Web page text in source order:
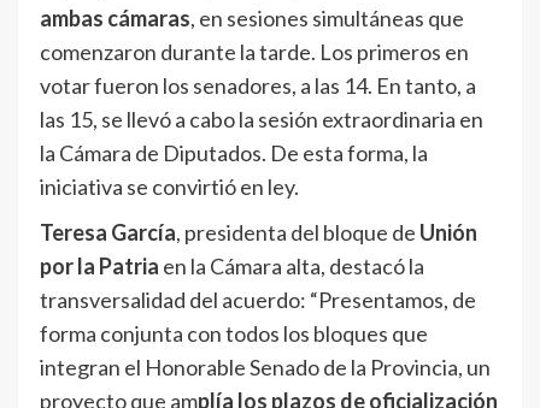
ambas cámaras, en sesiones simultáneas que
comenzaron durante la tarde. Los primeros en
votar fueron los senadores, a las 14. En tanto, a
las 15, se llevó a cabo la sesión extraordinaria en
la Cámara de Diputados. De esta forma, la
iniciativa se convirtió en ley.
Teresa García, presidenta del bloque de Unión
por la Patria en la Cámara alta, destacó la
transversalidad del acuerdo: “Presentamos, de
forma conjunta con todos los bloques que
integran el Honorable Senado de la Provincia, un
proyecto que amplía los plazos de oficialización